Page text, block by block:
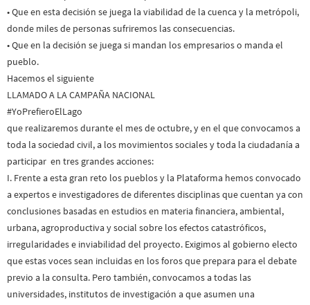
• Que en esta decisión se juega la viabilidad de la cuenca y la metrópoli,
donde miles de personas sufriremos las consecuencias.
• Que en la decisión se juega si mandan los empresarios o manda el
pueblo.
Hacemos el siguiente
LLAMADO A LA CAMPAÑA NACIONAL
#YoPrefieroElLago
que realizaremos durante el mes de octubre, y en el que convocamos a
toda la sociedad civil, a los movimientos sociales y toda la ciudadanía a
participar en tres grandes acciones:
I. Frente a esta gran reto los pueblos y la Plataforma hemos convocado
a expertos e investigadores de diferentes disciplinas que cuentan ya con
conclusiones basadas en estudios en materia financiera, ambiental,
urbana, agroproductiva y social sobre los efectos catastróficos,
irregularidades e inviabilidad del proyecto. Exigimos al gobierno electo
que estas voces sean incluidas en los foros que prepara para el debate
previo a la consulta. Pero también, convocamos a todas las
universidades, institutos de investigación a que asumen una